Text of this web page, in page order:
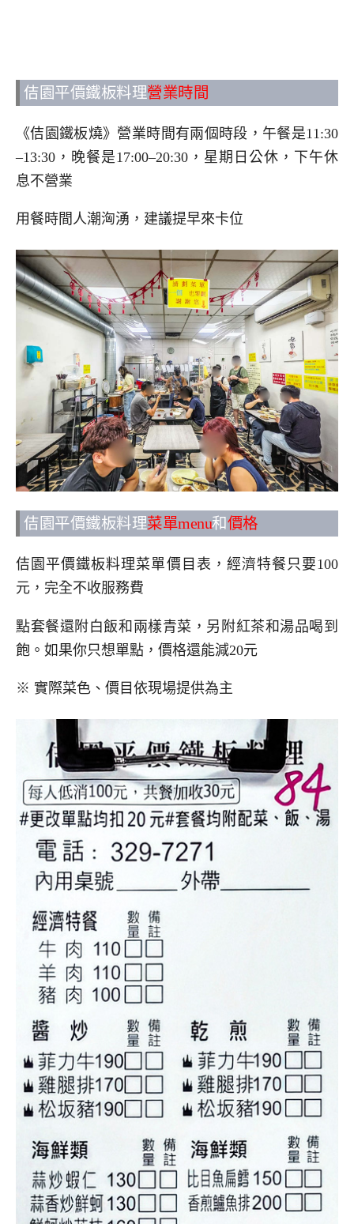
佶園平價鐵板料理營業時間
《佶園鐵板燒》營業時間有兩個時段，午餐是11:30
–13:30，晚餐是17:00–20:30，星期日公休，下午休
息不營業
用餐時間人潮洶湧，建議提早來卡位
佶園平價鐵板料理菜單menu和價格
佶園平價鐵板料理菜單價目表，經濟特餐只要100
元，完全不收服務費
點套餐還附白飯和兩樣青菜，另附紅茶和湯品喝到
飽。如果你只想單點，價格還能減20元
※ 實際菜色、價目依現場提供為主